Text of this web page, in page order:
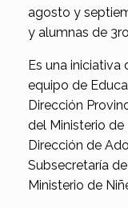
agosto y
y alumnas de
Es una
equipo de
Dirección
del Ministerio
Dirección de
Subsecretaría
Ministerio de